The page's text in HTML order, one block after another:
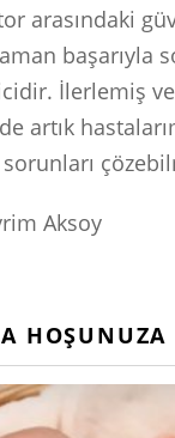
arasındaki
başarıyla
İlerlemiş ve
artık
Aksoy
HOŞUNUZA